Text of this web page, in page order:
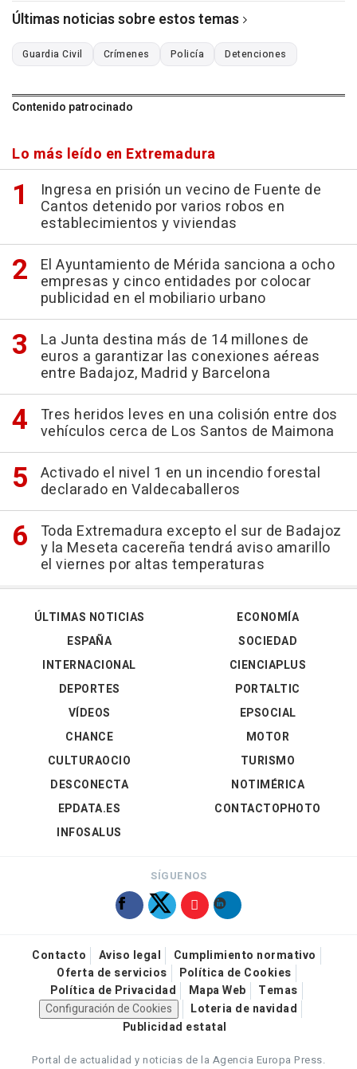
Últimas noticias sobre estos temas
Guardia Civil Crímenes Policía Detenciones
Contenido patrocinado
Lo más leído en Extremadura
Ingresa en prisión un vecino de Fuente de
Cantos detenido por varios robos en
establecimientos y viviendas
El Ayuntamiento de Mérida sanciona a ocho
empresas y cinco entidades por colocar
publicidad en el mobiliario urbano
La Junta destina más de 14 millones de
euros a garantizar las conexiones aéreas
entre Badajoz, Madrid y Barcelona
Tres heridos leves en una colisión entre dos
vehículos cerca de Los Santos de Maimona
Activado el nivel 1 en un incendio forestal
declarado en Valdecaballeros
Toda Extremadura excepto el sur de Badajoz
y la Meseta cacereña tendrá aviso amarillo
el viernes por altas temperaturas
ÚLTIMAS NOTICIAS
ESPAÑA
INTERNACIONAL
DEPORTES
VÍDEOS
ECONOMÍA
SOCIEDAD
CIENCIAPLUS
PORTALTIC
EPSOCIAL
CHANCE
CULTURAOCIO
DESCONECTA
EPDATA.ES
INFOSALUS
MOTOR
TURISMO
NOTIMÉRICA
CONTACTOPHOTO
SÍGUENOS
Contacto Aviso legal
Cumplimiento normativo
Oferta de servicios
Política de Cookies
Política de Privacidad
Mapa Web
Temas
Configuración de Cookies
Loteria de navidad
Publicidad estatal
Portal de actualidad y noticias de la Agencia Europa Press.